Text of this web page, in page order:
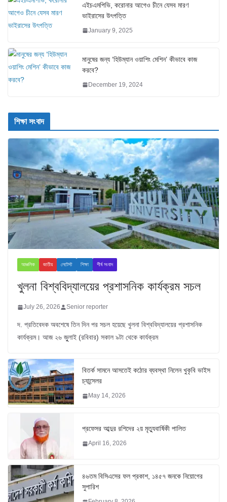
এইচএমপিভি, করোনার আগেও চীনে যেসব মারণ
ভাইরাসের উৎপত্তি
January 9, 2025
মানুষের জন্য ‘হিউম্যান ওয়াশিং মেশিন’ কীভাবে কাজ
করবে?
December 19, 2024
শিক্ষা সংবাদ
আঞ্চলিক জাতীয় লেটেস্ট শিক্ষা শীর্ষ সংবাদ
খুলনা বিশ্ববিদ্যালয়ের প্রশাসনিক কার্যক্রম সচল
July 26, 2026 Senior reporter
দ. প্রতিবেদক অবশেষে তিন দিন পর সচল হয়েছে খুলনা বিশ্ববিদ্যালয়ের প্রশাসনিক
কার্যক্রম। আজ ২৬ জুুলাই (রবিবার) সকাল ৯টা থেকে কার্যক্রম
বিতর্ক সামনে আসতেই কঠোর ব্যবস্থা নিলেন খুকৃবি ভাইস
চ্যান্সেলর
May 14, 2026
প্রফেসর আব্দুর রশিদের ২য় মৃত্যুবার্ষিকী পালিত
April 16, 2026
৪৬তম বিসিএসের ফল প্রকাশ, ১৪৫৭ জনকে নিয়োগের
সুপারিশ